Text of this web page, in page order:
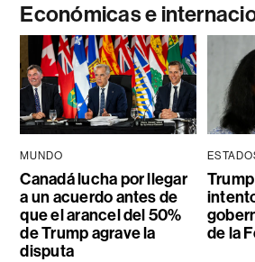
Económicas e
MUNDO
Canadá lucha por llegar
a un acuerdo antes de
que el arancel del 50%
de Trump agrave la
disputa
de la